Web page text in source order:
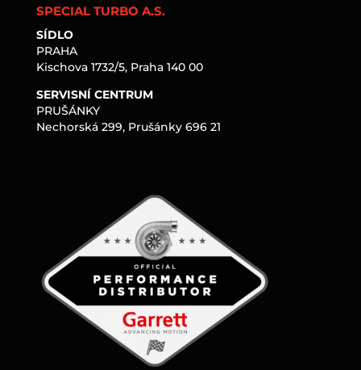
SPECIAL TURBO A.S.
SÍDLO
PRAHA
Kischova 1732/5, Praha 140 00
SERVISNÍ CENTRUM
PRUŠÁNKY
Nechorská 299, Prušánky 696 21